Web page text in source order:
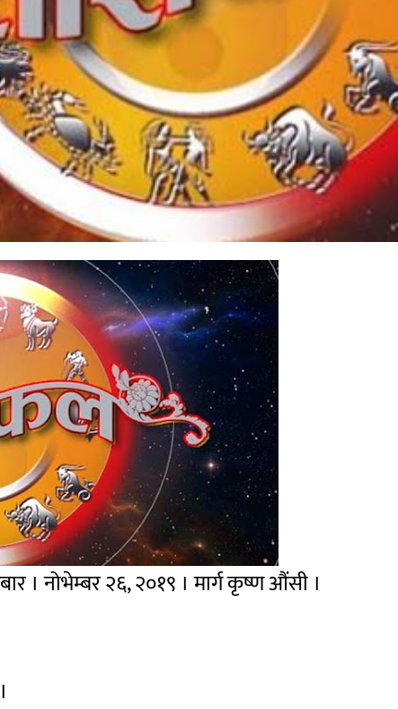
। नोभेम्बर २६, २०१९ । मार्ग कृष्ण औंसी ।